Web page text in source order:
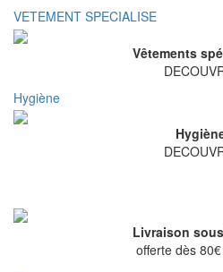
VETEMENT SPECIALISE
Vêtements
Hygiène
Livraison
offerte dès